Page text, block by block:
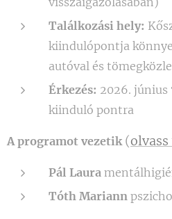
Találkozási hely:
kiindulópontja
autóval és
Érkezés: 2026. június
kiinduló pontra
A programot vezetik (
Pál Laura
Tóth Mariann